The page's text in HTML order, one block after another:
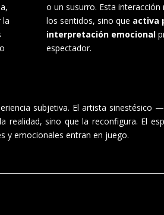
la
o un susurro. Esta interacción
los sentidos, sino que activa
interpretación emocional
espectador.
subjetiva. El artista sinestésico
sino que la reconfigura. El
y emocionales entran en juego.